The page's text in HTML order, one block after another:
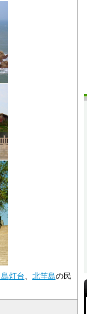
灯台 北竿島の民